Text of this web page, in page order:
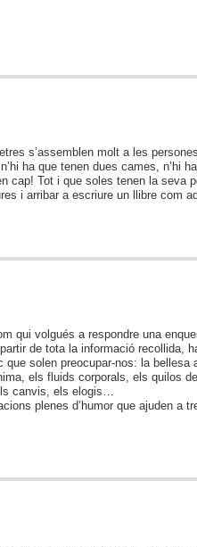
s’assemblen molt a les
ha que tenen dues cames, n’hi
cap! Tot i que soles tenen la seva
i arribar a escriure un llibre com
qui volgués a respondre una
de tota la informació recollida,
solen preocupar-nos: la bellesa
els fluids corporals, els quilos
canvis, els elogis…
plenes d’humor que ajuden a